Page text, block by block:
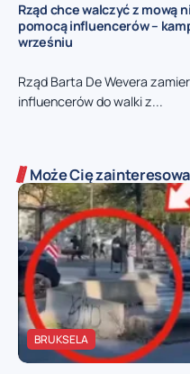
Rząd chce walczyć z mową
pomocą influencerów –
wrześniu
Rząd Barta De Wevera
influencerów do walki z...
Może Cię
BRUKSELA